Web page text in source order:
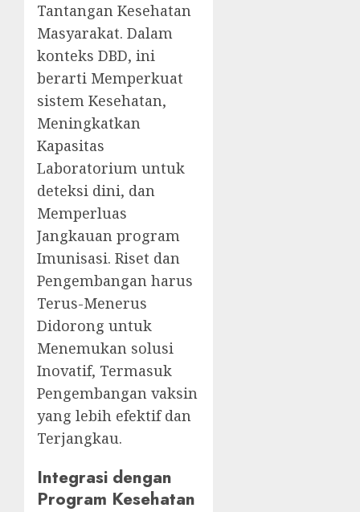
Tantangan Kesehatan
Masyarakat. Dalam
konteks DBD, ini
berarti Memperkuat
sistem Kesehatan,
Meningkatkan
Kapasitas
Laboratorium untuk
deteksi dini, dan
Memperluas
Jangkauan program
Imunisasi. Riset dan
Pengembangan harus
Terus-Menerus
Didorong untuk
Menemukan solusi
Inovatif, Termasuk
Pengembangan vaksin
yang lebih efektif dan
Terjangkau.
Integrasi dengan
Program Kesehatan